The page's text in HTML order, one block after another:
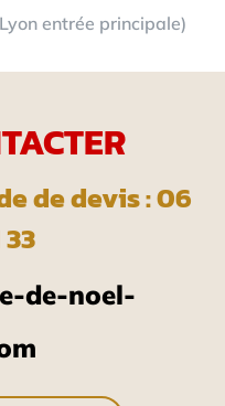
entrée principale)
de devis : 06
33
de-noel-